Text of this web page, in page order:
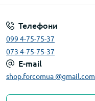
Телефони
099 4-75-75-37
073 4-75-75-37
E-mail
shop.forcomua @gmail.com